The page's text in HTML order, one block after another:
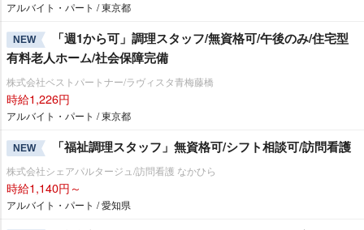
アルバイト・パート / 東京都
NEW
「週1から可」調理スタッフ/無資格可/午後のみ/住宅型
有料老人ホーム/社会保障完備
株式会社ベストパートナー/ラヴィスタ青梅藤橋
時給1,226円
アルバイト・パート / 東京都
NEW 「福祉調理スタッフ」無資格可/シフト相談可/訪問看護
株式会社シェアパルタージュ/訪問看護 なかひら
時給1,140円～
アルバイト・パート / 愛知県